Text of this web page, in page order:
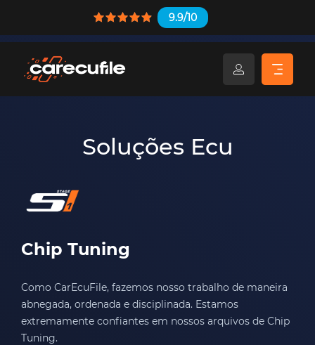
9.9/10
Soluções Ecu
Chip Tuning
Como CarEcuFile, fazemos nosso trabalho de maneira
abnegada, ordenada e disciplinada. Estamos
extremamente confiantes em nossos arquivos de Chip
Tuning.